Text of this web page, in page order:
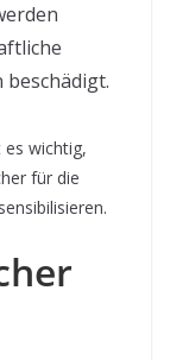
wichtig,
für die